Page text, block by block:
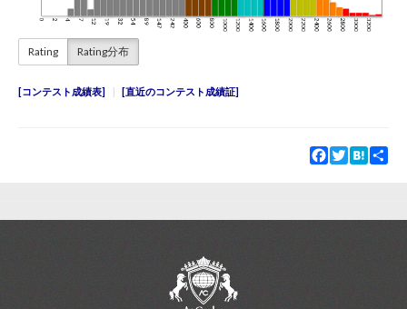
Rating Rating分布
コンテスト成績表 直近のコンテスト成績証
Facebook
TwitterHatena